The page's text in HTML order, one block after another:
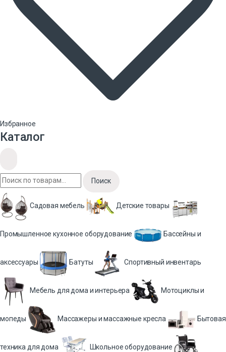
Избранное
Каталог
Поиск
Садовая мебель Детские товары
Промышленное кухонное оборудование Бассейны и
аксессуары Батуты Спортивный инвентарь
Мебель для дома и интерьера Мотоциклы и
мопеды Массажеры и массажные кресла Бытовая
техника для дома Школьное оборудование